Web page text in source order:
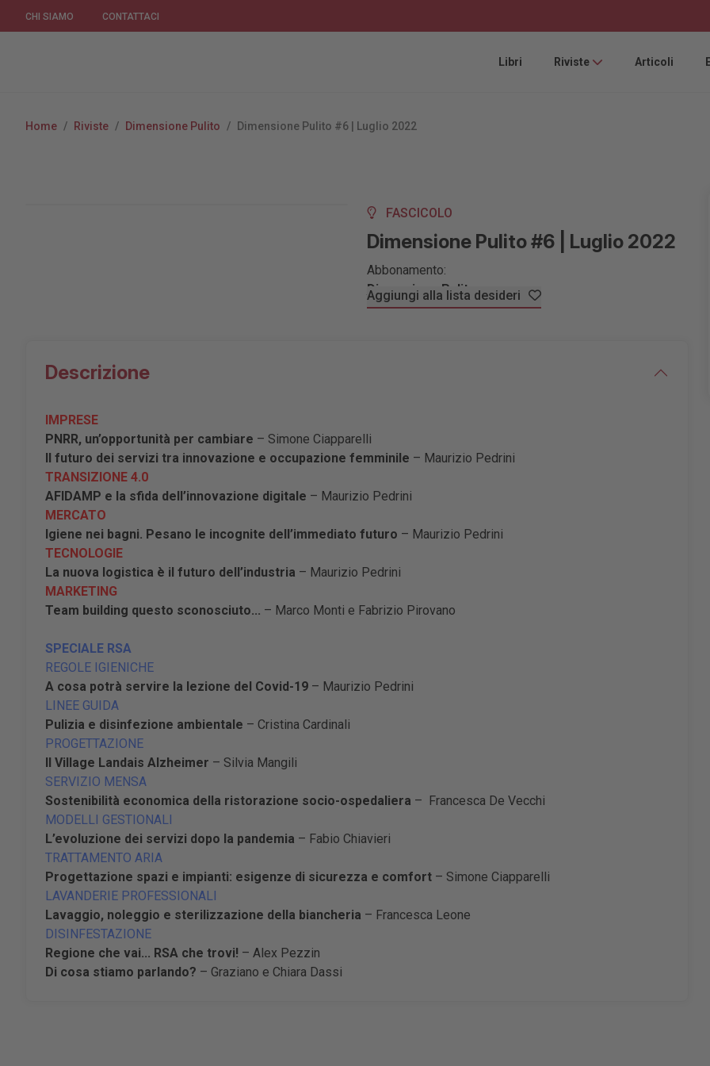
CHI SIAMO CONTATTACI
Libri Riviste Articoli
Home / Riviste / Dimensione Pulito / Dimensione Pulito #6 | Luglio 2022
FASCICOLO
Dimensione Pulito #6 | Luglio 2022
Abbonamento:
Dimensione Pulito
Aggiungi alla lista desideri
Descrizione
IMPRESE
PNRR, un’opportunità per cambiare – Simone Ciapparelli
Il futuro dei servizi tra innovazione e occupazione femminile – Maurizio Pedrini
TRANSIZIONE 4.0
AFIDAMP e la sfida dell’innovazione digitale – Maurizio Pedrini
MERCATO
Igiene nei bagni. Pesano le incognite dell’immediato futuro – Maurizio Pedrini
TECNOLOGIE
La nuova logistica è il futuro dell’industria – Maurizio Pedrini
MARKETING
Team building questo sconosciuto... – Marco Monti e Fabrizio Pirovano
SPECIALE RSA
REGOLE IGIENICHE
A cosa potrà servire la lezione del Covid-19 – Maurizio Pedrini
LINEE GUIDA
Pulizia e disinfezione ambientale – Cristina Cardinali
PROGETTAZIONE
Il Village Landais Alzheimer – Silvia Mangili
SERVIZIO MENSA
Sostenibilità economica della ristorazione socio-ospedaliera – Francesca De Vecchi
MODELLI GESTIONALI
L’evoluzione dei servizi dopo la pandemia – Fabio Chiavieri
TRATTAMENTO ARIA
Progettazione spazi e impianti: esigenze di sicurezza e comfort – Simone Ciapparelli
LAVANDERIE PROFESSIONALI
Lavaggio, noleggio e sterilizzazione della biancheria – Francesca Leone
DISINFESTAZIONE
Regione che vai... RSA che trovi! – Alex Pezzin
Di cosa stiamo parlando? – Graziano e Chiara Dassi